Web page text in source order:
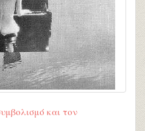
και τον